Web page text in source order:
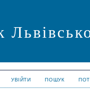
УВІЙТИ ПОШУК